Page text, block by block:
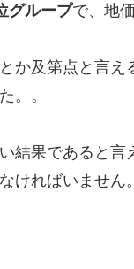
グループで、地
か及第点と言え
。。
結果であると言
ければいません。